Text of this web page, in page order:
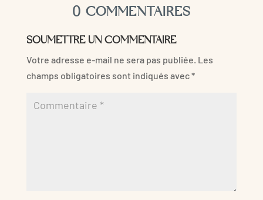
0 COMMENTAIRES
SOUMETTRE UN COMMENTAIRE
Votre adresse e-mail ne sera pas publiée. Les
champs obligatoires sont indiqués avec*